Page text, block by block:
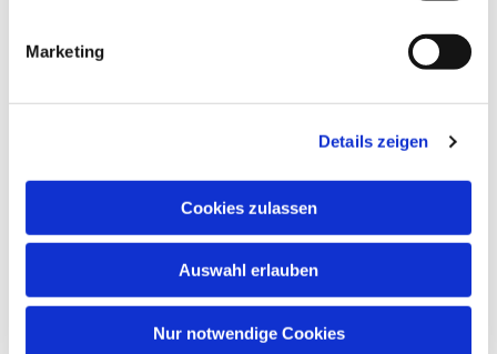
Marketing
Details zeigen
Cookies zulassen
Auswahl erlauben
Nur notwendige Cookies